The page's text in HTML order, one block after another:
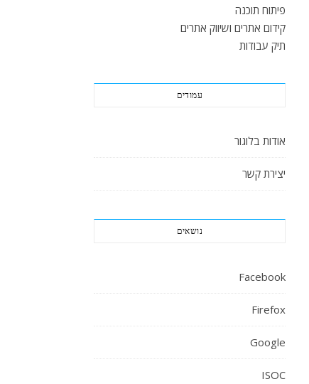
פיתוח תוכנה
קידום אתרים ושיווק אתרים
תיק עבודות
עמודים
אודות בלוגור
יצירת קשר
נושאים
Facebook
Firefox
Google
ISOC